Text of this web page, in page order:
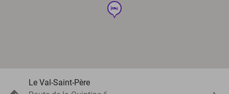
hotel
Le Val-Saint-Père